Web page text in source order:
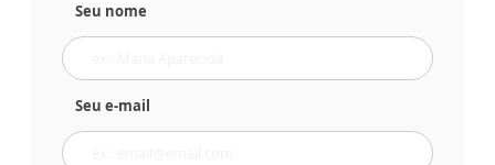
Seu nome
Seu e-mail